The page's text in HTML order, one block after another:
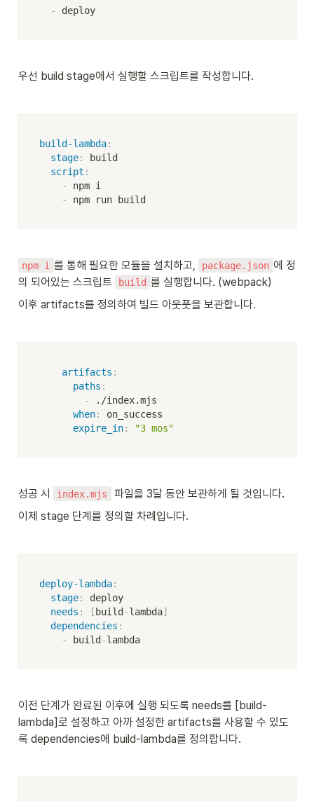
-
deploy
우선 build stage에서 실행할 스크립트를 작성합니다.
build-lambda:
stage:
build
script :
-
npm i
-
npm run build
npm i 를 통해 필요한 모듈을 설치하고, package.json 에 정
의 되어있는 스크립트
build 를 실행합니다. (webpack)
이후 artifacts를 정의하여 빌드 아웃풋을 보관합니다.
artifacts :
paths :
-
./index.mjs
when:
on_success
expire_in: "3 mos"
성공 시 index.mjs
파일을 3달 동안 보관하게 될 것입니다.
이제 stage 단계를 정의할 차례입니다.
deploy-lambda:
stage:
deploy
needs : [build-lambda]
dependencies :
-
build-lambda
이전 단계가 완료된 이후에 실행 되도록 needs를 [build-
lambda]로 설정하고 아까 설정한 artifacts를 사용할 수 있도
록 dependencies에 build-lambda를 정의합니다.